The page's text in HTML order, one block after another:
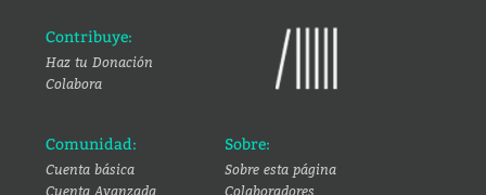
Contribuye:
Haz tu Donación
Colabora
Comunidad:
Cuenta básica
Cuenta Avanzada
Sobre:
Sobre esta página
Colaboradores